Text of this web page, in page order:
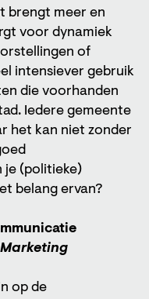
brengt meer en
voor dynamiek
of
intensiever gebruik
die voorhanden
Iedere gemeente
het kan niet zonder
je (politieke)
belang ervan?
op de